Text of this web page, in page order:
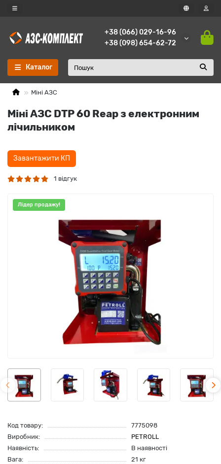
+38 (066) 029-16-96
+38 (098) 654-62-72
Каталог
Міні АЗС
Міні АЗС DTP 60 Reap з електронним
лічильником
Завантажити КП
1 відгук
Лідер продажу!
Код товару:
7775098
Виробник:
PETROLL
Наявність:
В наявності
Вага:
21 кг